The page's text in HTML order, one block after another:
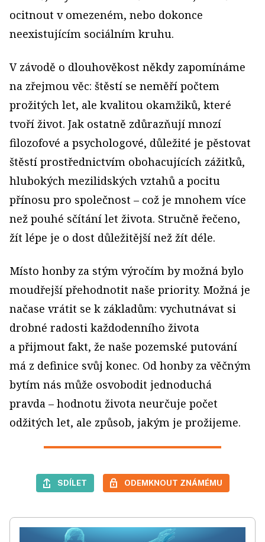
ocitnout v omezeném, nebo dokonce
neexistujícím sociálním kruhu.
V závodě o dlouhověkost někdy zapomínáme
na zřejmou věc: štěstí se neměří počtem
prožitých let, ale kvalitou okamžiků, které
tvoří život. Jak ostatně zdůrazňují mnozí
filozofové a psychologové, důležité je pěstovat
štěstí prostřednictvím obohacujících zážitků,
hlubokých mezilidských vztahů a pocitu
přínosu pro společnost – což je mnohem více
než pouhé sčítání let života. Stručně řečeno,
žít lépe je o dost důležitější než žít déle.
Místo honby za stým výročím by možná bylo
moudřejší přehodnotit naše priority. Možná je
načase vrátit se k základům: vychutnávat si
drobné radosti každodenního života
a přijmout fakt, že naše pozemské putování
má z definice svůj konec. Od honby za věčným
bytím nás může osvobodit jednoduchá
pravda – hodnotu života ne­určuje počet
odžitých let, ale způsob, jakým je prožijeme.
SDÍLET ODEMKNOUT ZNÁMÉMU